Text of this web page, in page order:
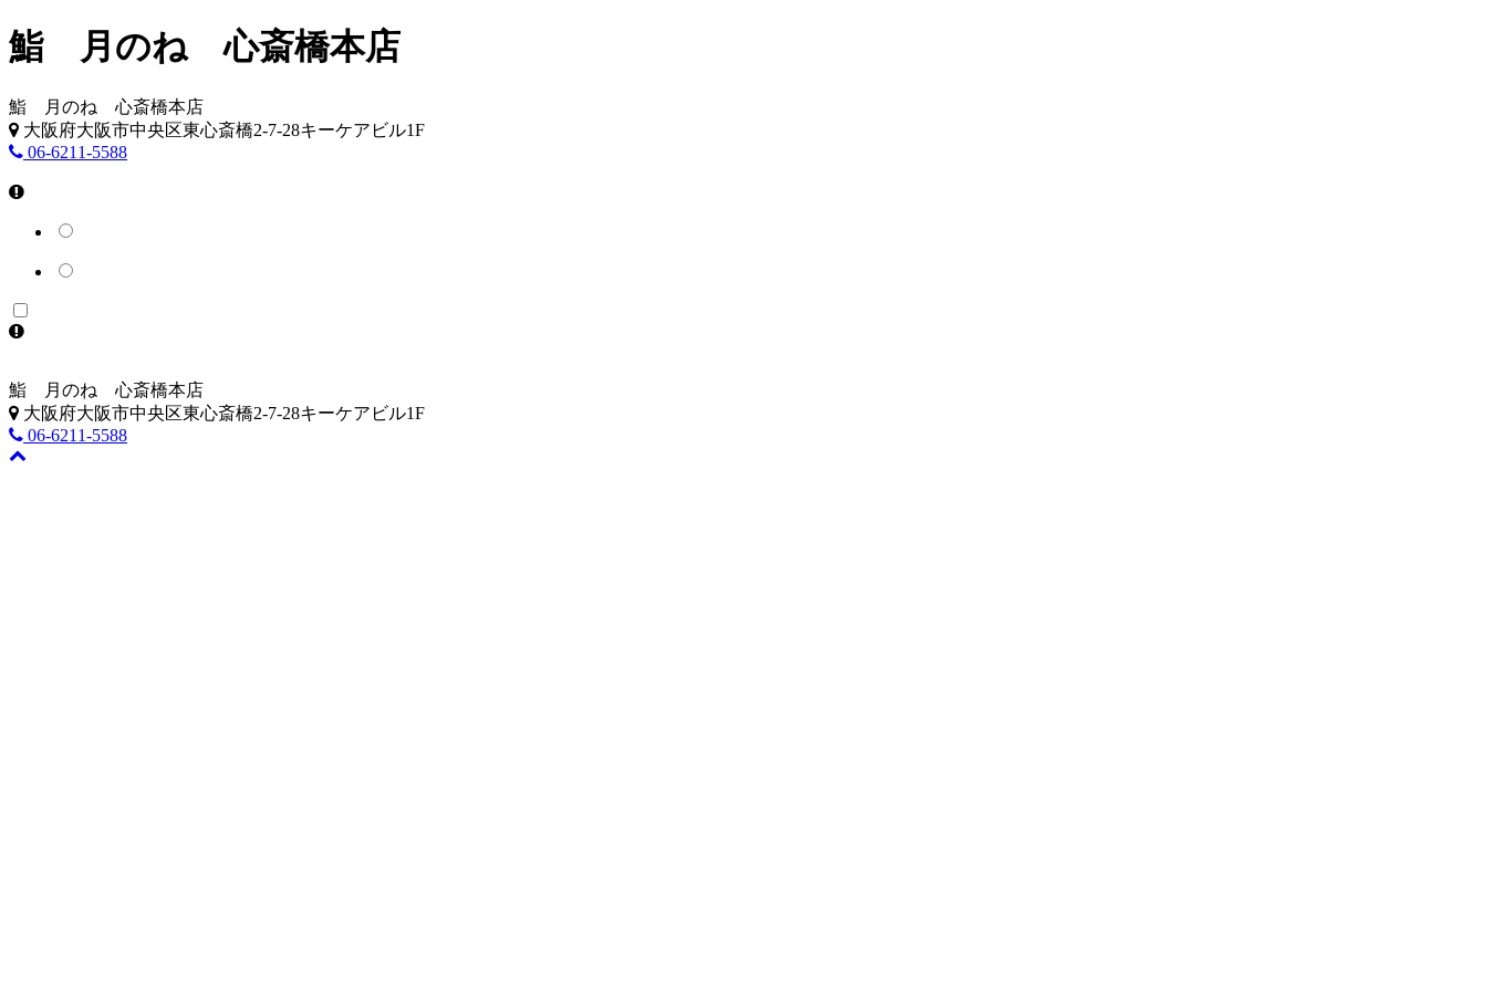
鮨 月のね 心斎橋本店
鮨 月のね 心斎橋本店
大阪府大阪市中央区東心斎橋2-7-28キーケアビル1F
06-6211-5588
鮨 月のね 心斎橋本店
大阪府大阪市中央区東心斎橋2-7-28キーケアビル1F
06-6211-5588